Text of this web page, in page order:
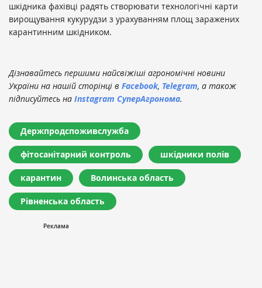
шкідника фахівці радять створювати технологічні карти
вирощування кукурудзи з урахуванням площ заражених
карантинним шкідником.
Дізнавайтесь першими найсвіжіші агрономічні новини
України на нашій сторінці в Facebook, Telegram, а також
підписуйтесь на Instagram СуперАгронома.
Держпродспоживслужба
фітосанітарний контроль шкідники полів
карантин Волинська область
Рівненська область